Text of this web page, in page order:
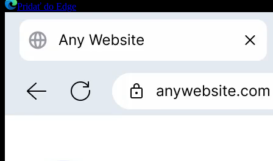
Pridať do Edge